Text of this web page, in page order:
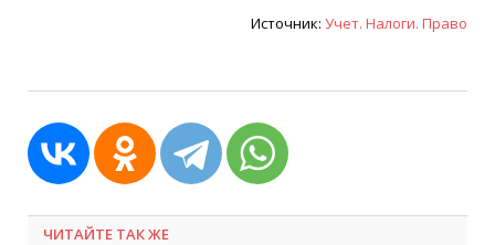
Источник: Учет. Налоги. Право
ЧИТАЙТЕ ТАК ЖЕ